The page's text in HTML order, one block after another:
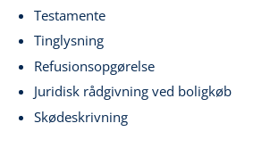
Testamente
Tinglysning
Refusionsopgørelse
Juridisk rådgivning ved boligkøb
Skødeskrivning